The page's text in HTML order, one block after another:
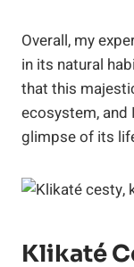
Overall, my
in its natural
that this
ecosystem, and
glimpse of its
Klikaté